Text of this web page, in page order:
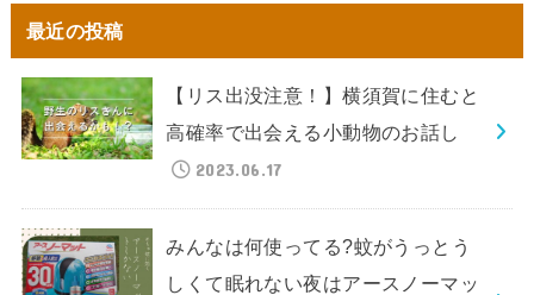
最近の投稿
【リス出没注意！】横須賀に住むと
高確率で出会える小動物のお話し
2023.06.17
みんなは何使ってる?蚊がうっとう
しくて眠れない夜はアースノーマッ